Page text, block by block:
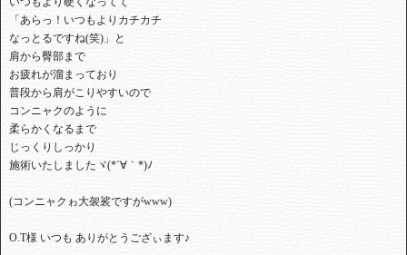
⁡「あらっ！いつもよりカチカチ⁡
⁡なっとるですね(笑)」と
⁡肩から臀部まで⁡
⁡お疲れが溜まっており⁡⁡
⁡普段から肩がこりやすいので⁡
⁡コンニャクのように⁡
⁡柔らかくなるまで⁡
⁡じっくりしっかり⁡
⁡施術いたしましたヾ(*´∀｀*)ﾉ⁡
⁡(コンニャクゎ大袈裟ですがwww)⁡⁡
⁡O.T様 いつも ありがとうござぃます♪